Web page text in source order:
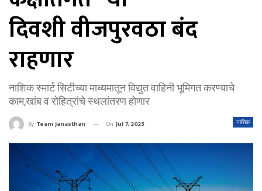
दिवशी वीजपुरवठा बंद
राहणार
नाशिक स्मार्ट सिटीच्या माध्यमातून विद्युत वाहिनी भूमिगत करण्याचे
काम,खांब व रोहित्रांचे स्थलांतरण होणार
नाशिक
By Team Janasthan On Jul 7, 2025